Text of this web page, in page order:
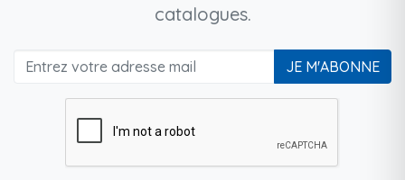
catalogues.
JE M'ABONNE